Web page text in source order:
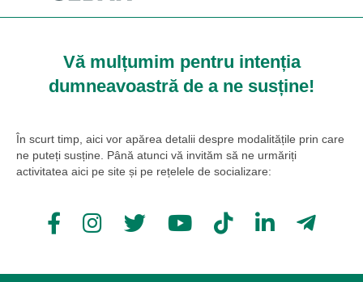
Vă mulțumim pentru intenția
dumneavoastră de a ne susține!
În scurt timp, aici vor apărea detalii despre modalitățile prin care
ne puteți susține. Până atunci vă invităm să ne urmăriți
activitatea aici pe site și pe rețelele de socializare: